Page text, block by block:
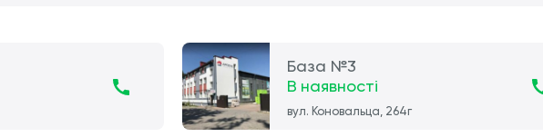
База №3
В наявності
вул. Коновальца, 264г